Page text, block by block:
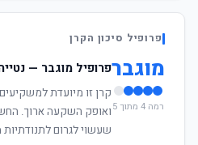
פרופיל סיכון הקרן
מוגבר
רמה 4 מתוך 5
פרופיל מוגבר —
קרן זו מיועדת
ואופק השקעה ארוך.
שעשוי לגרום